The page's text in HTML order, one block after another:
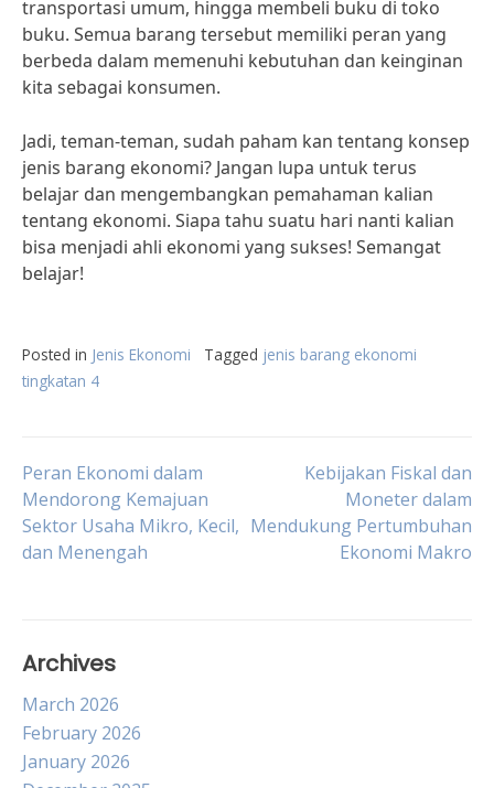
transportasi umum, hingga membeli buku di toko
buku. Semua barang tersebut memiliki peran yang
berbeda dalam memenuhi kebutuhan dan keinginan
kita sebagai konsumen.
Jadi, teman-teman, sudah paham kan tentang konsep
jenis barang ekonomi? Jangan lupa untuk terus
belajar dan mengembangkan pemahaman kalian
tentang ekonomi. Siapa tahu suatu hari nanti kalian
bisa menjadi ahli ekonomi yang sukses! Semangat
belajar!
Posted in Jenis Ekonomi Tagged jenis barang ekonomi
tingkatan 4
Post
navigation
Peran Ekonomi dalam
Mendorong Kemajuan
Sektor Usaha Mikro, Kecil,
dan Menengah
Kebijakan Fiskal dan
Moneter dalam
Mendukung Pertumbuhan
Ekonomi Makro
Archives
March 2026
February 2026
January 2026